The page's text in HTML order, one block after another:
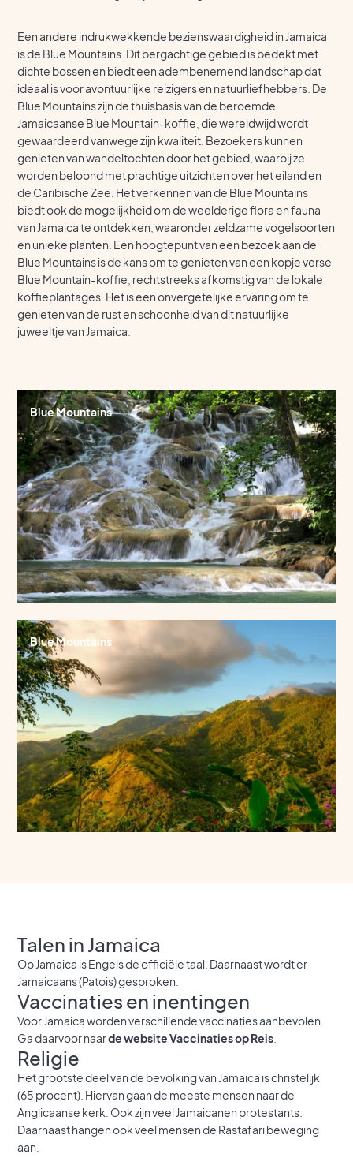
Een andere indrukwekkende bezienswaardigheid in Jamaica
is de Blue Mountains. Dit bergachtige gebied is bedekt met
dichte bossen en biedt een adembenemend landschap dat
ideaal is voor avontuurlijke reizigers en natuurliefhebbers. De
Blue Mountains zijn de thuisbasis van de beroemde
Jamaicaanse Blue Mountain-koffie, die wereldwijd wordt
gewaardeerd vanwege zijn kwaliteit. Bezoekers kunnen
genieten van wandeltochten door het gebied, waarbij ze
worden beloond met prachtige uitzichten over het eiland en
de Caribische Zee. Het verkennen van de Blue Mountains
biedt ook de mogelijkheid om de weelderige flora en fauna
van Jamaica te ontdekken, waaronder zeldzame vogelsoorten
en unieke planten. Een hoogtepunt van een bezoek aan de
Blue Mountains is de kans om te genieten van een kopje verse
Blue Mountain-koffie, rechtstreeks afkomstig van de lokale
koffieplantages. Het is een onvergetelijke ervaring om te
genieten van de rust en schoonheid van dit natuurlijke
juweeltje van Jamaica.
Blue Mountains
Blue Mountains
Talen in Jamaica
Op Jamaica is Engels de officiële taal. Daarnaast wordt er
Jamaicaans (Patois) gesproken.
Vaccinaties en inentingen
Voor Jamaica worden verschillende vaccinaties aanbevolen.
Ga daarvoor naarde website Vaccinaties op Reis
Religie
Het grootste deel van de bevolking van Jamaica is christelijk
(65 procent). Hiervan gaan de meeste mensen naar de
Anglicaanse kerk. Ook zijn veel Jamaicanen protestants.
Daarnaast hangen ook veel mensen de Rastafari beweging
aan.